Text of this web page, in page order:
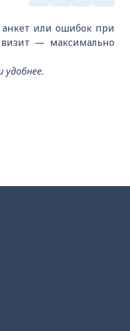
или ошибок при
— максимально